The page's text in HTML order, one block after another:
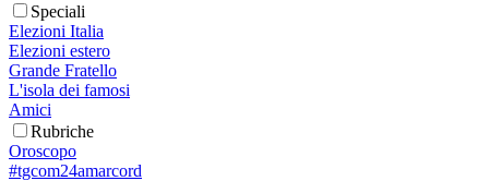
Speciali
Elezioni Italia
Elezioni estero
Grande Fratello
L'isola dei famosi
Amici
Rubriche
Oroscopo
#tgcom24amarcord